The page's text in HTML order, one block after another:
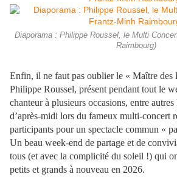
Diaporama : Philippe Roussel, le Multi
Raimbourg)
Enfin, il ne faut pas oublier le « Maître des
Philippe Roussel, présent pendant tout le
chanteur à plusieurs occasions, entre
d’après-midi lors du fameux multi-concert
participants pour un spectacle commun «
Un beau week-end de partage et de
tous (et avec la complicité du soleil !) qui
petits et grands à nouveau en 2026.